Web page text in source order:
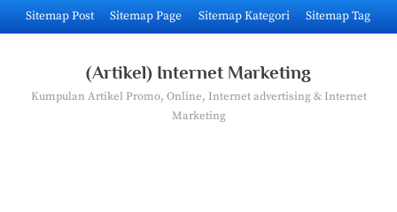
Skip
to
Sitemap Post Sitemap Page Sitemap Kategori Sitemap Tag
(Artikel) Internet Marketing
Kumpulan Artikel Promo, Online, Internet advertising & Internet
Marketing